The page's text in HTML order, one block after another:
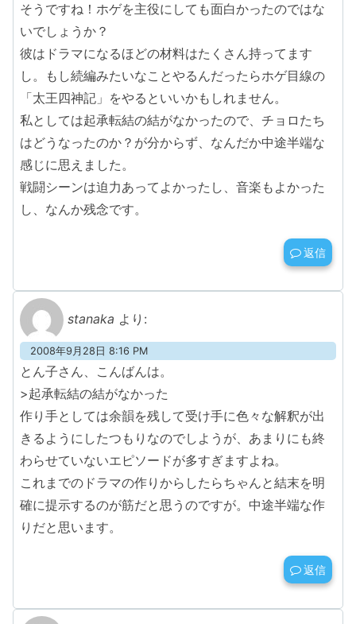
そうですね！ホゲを主役にしても面白かったのではな
いでしょうか？
彼はドラマになるほどの材料はたくさん持ってます
し。もし続編みたいなことやるんだったらホゲ目線の
「太王四神記」をやるといいかもしれません。
私としては起承転結の結がなかったので、チョロたち
はどうなったのか？が分からず、なんだか中途半端な
感じに思えました。
戦闘シーンは迫力あってよかったし、音楽もよかった
し、なんか残念です。
返信
stanaka より:
2008年9月28日 8:16 PM
とん子さん、こんばんは。
>起承転結の結がなかった
作り手としては余韻を残して受け手に色々な解釈が出
きるようにしたつもりなのでしようが、あまりにも終
わらせていないエピソードが多すぎますよね。
これまでのドラマの作りからしたらちゃんと結末を明
確に提示するのが筋だと思うのですが。中途半端な作
りだと思います。
返信